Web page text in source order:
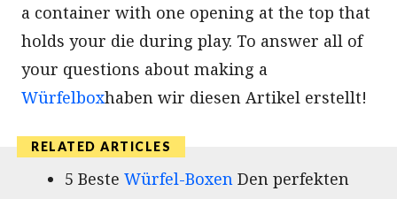
a container with one opening at the top that
holds your die during play. To answer all of
your questions about making a
Würfelboxhaben wir diesen Artikel erstellt!
5 Beste Würfel-Boxen Den perfekten